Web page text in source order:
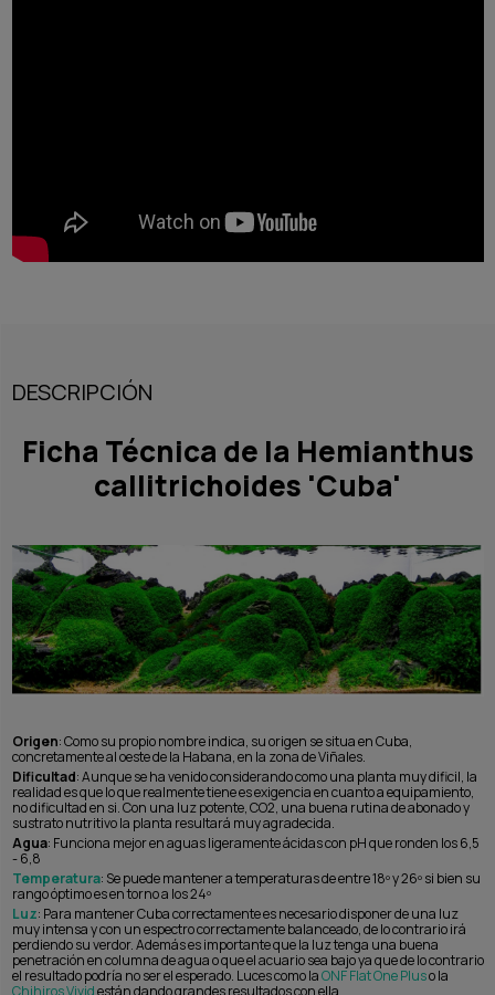
DESCRIPCIÓN
Ficha Técnica de la Hemianthus
callitrichoides 'Cuba'
Origen: Como su propio nombre indica, su origen se situa en Cuba,
concretamente al oeste de la Habana, en la zona de Viñales.
Dificultad: Aunque se ha venido considerando como una planta muy dificil, la
realidad es que lo que realmente tiene es exigencia en cuanto a equipamiento,
no dificultad en si. Con una luz potente, CO2, una buena rutina de abonado y
sustrato nutritivo la planta resultará muy agradecida.
Agua: Funciona mejor en aguas ligeramente ácidas con pH que ronden los 6,5
- 6,8
Temperatura: Se puede mantener a temperaturas de entre 18º y 26º si bien su
rango óptimo es en torno a los 24º
Luz: Para mantener Cuba correctamente es necesario disponer de una luz
muy intensa y con un espectro correctamente balanceado, de lo contrario irá
perdiendo su verdor. Además es importante que la luz tenga una buena
penetración en columna de agua o que el acuario sea bajo ya que de lo contrario
el resultado podría no ser el esperado. Luces como laONF Flat One Pluso la
Chihiros Vividestán dando grandes resultados con ella.